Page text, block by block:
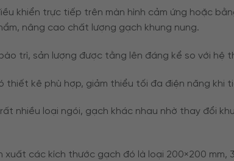
khiển trực tiếp trên màn hình cảm ứng hoặc
nâng cao chất lượng gạch khung nung.
trì, sản lượng được tằng lên đáng kể so với hệ
thiết kê phù hợp, giảm thiểu tối đa điện năng khi
nhiều loại ngói, gạch khác nhau nhờ thay đổi
xuất các kích thước gạch đó là loại 200×200 mm,